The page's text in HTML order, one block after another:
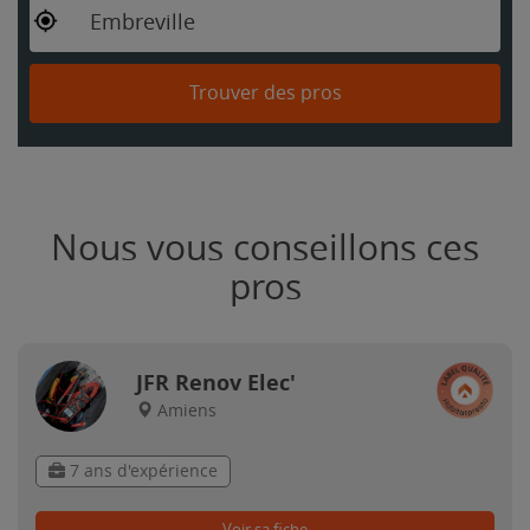
Embreville
Trouver des pros
Nous vous conseillons ces
pros
JFR Renov Elec'
Amiens
7 ans d'expérience